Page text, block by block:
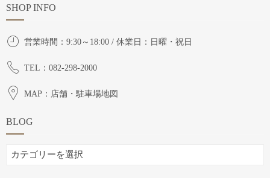
SHOP INFO
営業時間：9:30～18:00 / 休業日：日曜・祝日
TEL：082-298-2000
MAP：店舗・駐車場地図
BLOG
BLOG